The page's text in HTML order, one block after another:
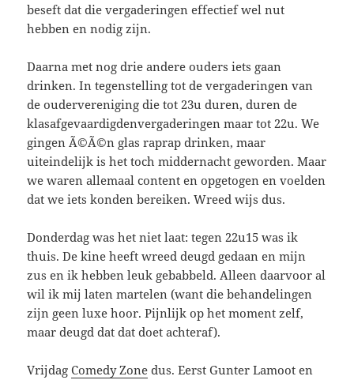
beseft dat die vergaderingen effectief wel nut
hebben en nodig zijn.
Daarna met nog drie andere ouders iets gaan
drinken. In tegenstelling tot de vergaderingen van
de oudervereniging die tot 23u duren, duren de
klasafgevaardigdenvergaderingen maar tot 22u. We
gingen Ã©Ã©n glas raprap drinken, maar
uiteindelijk is het toch middernacht geworden. Maar
we waren allemaal content en opgetogen en voelden
dat we iets konden bereiken. Wreed wijs dus.
Donderdag was het niet laat: tegen 22u15 was ik
thuis. De kine heeft wreed deugd gedaan en mijn
zus en ik hebben leuk gebabbeld. Alleen daarvoor al
wil ik mij laten martelen (want die behandelingen
zijn geen luxe hoor. Pijnlijk op het moment zelf,
maar deugd dat dat doet achteraf).
VrijdagComedy Zone dus. Eerst Gunter Lamoot en